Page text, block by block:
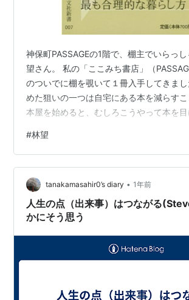
神保町PASSAGEの1階で、棚主でいらっ
望さん。 私の「ここみち書店」（
のついでに棚を覗いて１冊入手してきま
めた狙いの一つは自宅にある本を減らすこ
本屋を始めると、むしろこうやって本を目
うな気がします。「思い通りの家を造る」
文社新書、2001年10月初版） 賃貸暮らし
家より賃貸がいい！」積極的な賃貸主義
く、欲しい家がわからないから買うという
ないだけ、という消極的な理由です。 そ
る方もいると思う…
#林望
tanakamasahir0’s diary • 1年前
人生の点（出来事）はつながる
かにそう思う